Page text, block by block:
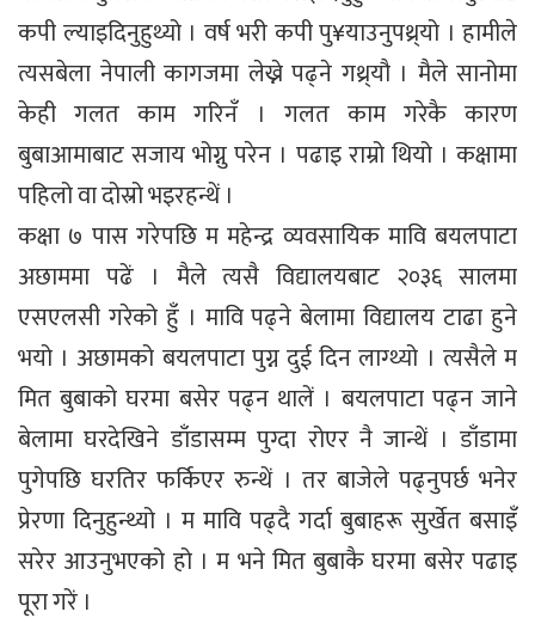
कपी ल्याइदिनुहुथ्यो । वर्ष भरी कपी पु¥याउनुपथ्र्यो । हामीले
त्यसबेला नेपाली कागजमा लेख्ने पढ्ने गथ्र्यौ । मैले सानोमा
केही गलत काम गरिनँ । गलत काम गरेकै कारण
बुबाआमाबाट सजाय भोग्नु परेन । पढाइ राम्रो थियो । कक्षामा
पहिलो वा दोस्रो भइरहन्थें ।
कक्षा ७ पास गरेपछि म महेन्द्र व्यवसायिक मावि बयलपाटा
अछाममा पढें । मैले त्यसै विद्यालयबाट २०३६ सालमा
एसएलसी गरेको हुँ । मावि पढ्ने बेलामा विद्यालय टाढा हुने
भयो । अछामको बयलपाटा पुग्न दुई दिन लाग्थ्यो । त्यसैले म
मित बुबाको घरमा बसेर पढ्न थालें । बयलपाटा पढ्न जाने
बेलामा घरदेखिने डाँडासम्म पुग्दा रोएर नै जान्थें । डाँडामा
पुगेपछि घरतिर फर्किएर रुन्थें । तर बाजेले पढ्नुपर्छ भनेर
प्रेरणा दिनुहुन्थ्यो । म मावि पढ्दै गर्दा बुबाहरू सुर्खेत बसाइँ
सरेर आउनुभएको हो । म भने मित बुबाकै घरमा बसेर पढाइ
पूरा गरें ।